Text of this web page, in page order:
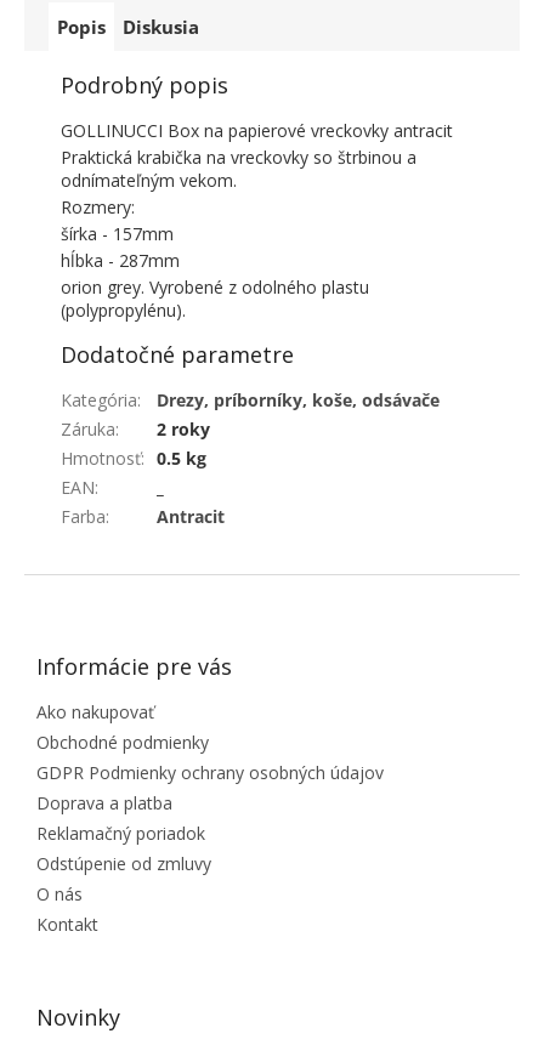
Popis Diskusia
Podrobný popis
GOLLINUCCI Box na papierové vreckovky antracit
Praktická krabička na vreckovky so štrbinou a
odnímateľným vekom.
Rozmery:
šírka - 157mm
hĺbka - 287mm
orion grey. Vyrobené z odolného plastu
(polypropylénu).
Dodatočné parametre
Kategória:
Drezy, príborníky, koše, odsávače
Záruka:
2 roky
Hmotnosť: 0.5 kg
EAN:
Farba: Antracit
ZÁPÄTIE
Informácie pre vás
Ako nakupovať
Obchodné podmienky
GDPR Podmienky ochrany osobných údajov
Doprava a platba
Reklamačný poriadok
Odstúpenie od zmluvy
O nás
Kontakt
Novinky